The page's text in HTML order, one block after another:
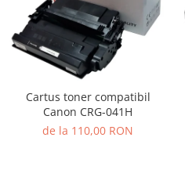
Cartus toner compatibil
Canon CRG-041H
de la 110,00 RON